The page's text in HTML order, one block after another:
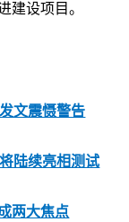
建设项目。
文震慑警告
陆续亮相测试
两大焦点